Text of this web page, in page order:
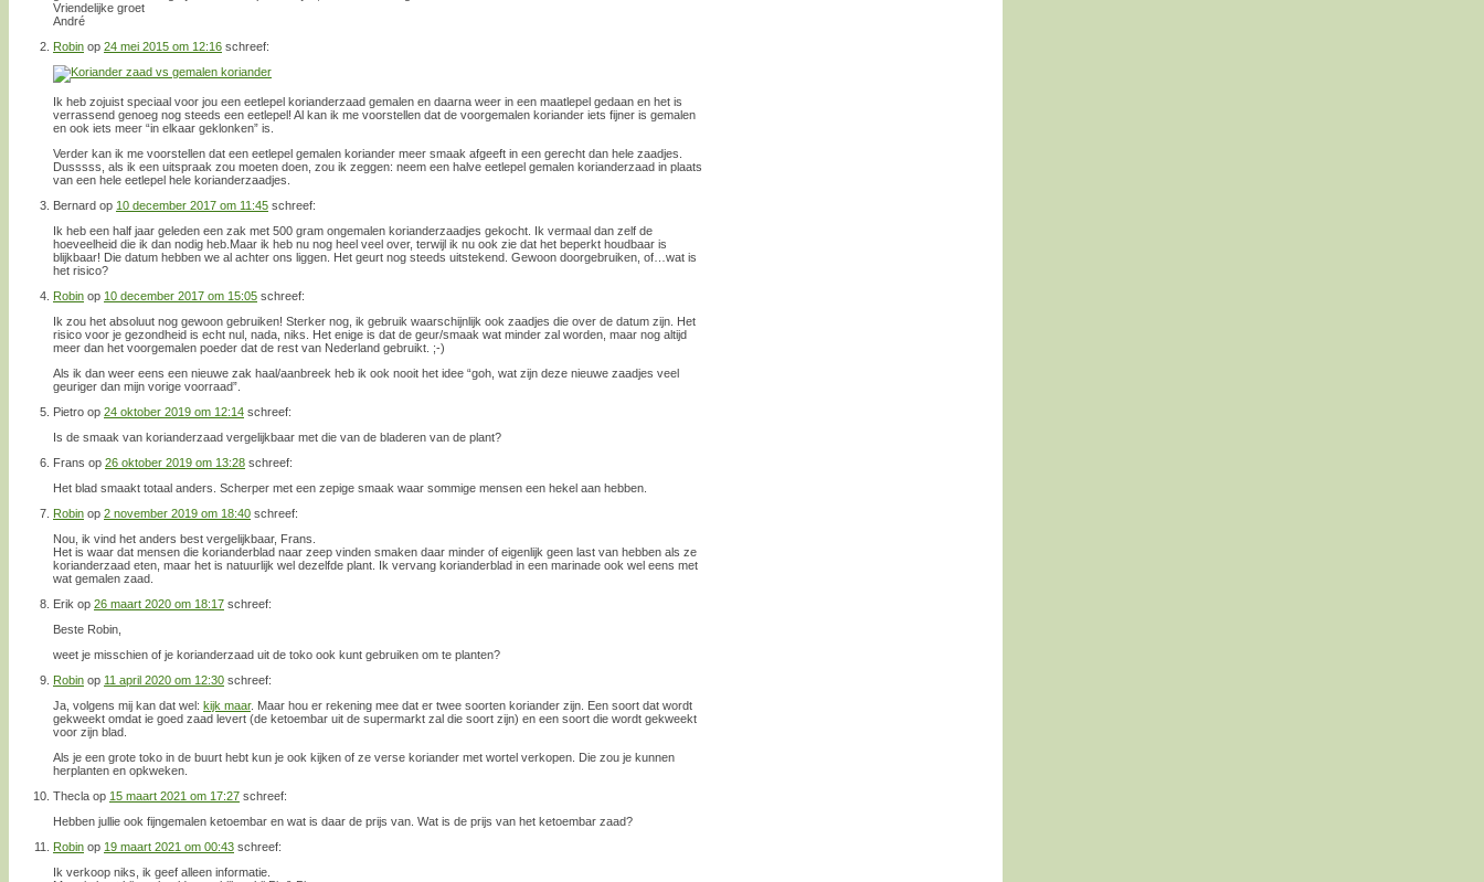
Vriendelijke groet
André
Robin op 24 mei 2015 om 12:16 schreef:
Ik heb zojuist speciaal voor jou een eetlepel korianderzaad gemalen en daarna weer in een maatlepel gedaan en het is
verrassend genoeg nog steeds een eetlepel! Al kan ik me voorstellen dat de voorgemalen koriander iets fijner is gemalen
en ook iets meer “in elkaar geklonken” is.
Verder kan ik me voorstellen dat een eetlepel gemalen koriander meer smaak afgeeft in een gerecht dan hele zaadjes.
Dusssss, als ik een uitspraak zou moeten doen, zou ik zeggen: neem een halve eetlepel gemalen korianderzaad in plaats
van een hele eetlepel hele korianderzaadjes.
Bernard op 10 december 2017 om 11:45 schreef:
Ik heb een half jaar geleden een zak met 500 gram ongemalen korianderzaadjes gekocht. Ik vermaal dan zelf de
hoeveelheid die ik dan nodig heb.Maar ik heb nu nog heel veel over, terwijl ik nu ook zie dat het beperkt houdbaar is
blijkbaar! Die datum hebben we al achter ons liggen. Het geurt nog steeds uitstekend. Gewoon doorgebruiken, of…wat is
het risico?
Robin op 10 december 2017 om 15:05 schreef:
Ik zou het absoluut nog gewoon gebruiken! Sterker nog, ik gebruik waarschijnlijk ook zaadjes die over de datum zijn. Het
risico voor je gezondheid is echt nul, nada, niks. Het enige is dat de geur/smaak wat minder zal worden, maar nog altijd
meer dan het voorgemalen poeder dat de rest van Nederland gebruikt. ;-)
Als ik dan weer eens een nieuwe zak haal/aanbreek heb ik ook nooit het idee “goh, wat zijn deze nieuwe zaadjes veel
geuriger dan mijn vorige voorraad”.
Pietro op 24 oktober 2019 om 12:14 schreef:
Is de smaak van korianderzaad vergelijkbaar met die van de bladeren van de plant?
Frans op 26 oktober 2019 om 13:28 schreef:
Het blad smaakt totaal anders. Scherper met een zepige smaak waar sommige mensen een hekel aan hebben.
Robin op 2 november 2019 om 18:40 schreef:
Nou, ik vind het anders best vergelijkbaar, Frans.
Het is waar dat mensen die korianderblad naar zeep vinden smaken daar minder of eigenlijk geen last van hebben als ze
korianderzaad eten, maar het is natuurlijk wel dezelfde plant. Ik vervang korianderblad in een marinade ook wel eens met
wat gemalen zaad.
Erik op 26 maart 2020 om 18:17 schreef:
Beste Robin,
weet je misschien of je korianderzaad uit de toko ook kunt gebruiken om te planten?
Robin op 11 april 2020 om 12:30 schreef:
Ja, volgens mij kan dat wel: kijk maar. Maar hou er rekening mee dat er twee soorten koriander zijn. Een soort dat wordt
gekweekt omdat ie goed zaad levert (de ketoembar uit de supermarkt zal die soort zijn) en een soort die wordt gekweekt
voor zijn blad.
Als je een grote toko in de buurt hebt kun je ook kijken of ze verse koriander met wortel verkopen. Die zou je kunnen
herplanten en opkweken.
Thecla op 15 maart 2021 om 17:27 schreef:
Hebben jullie ook fijngemalen ketoembar en wat is daar de prijs van. Wat is de prijs van het ketoembar zaad?
Robin op 19 maart 2021 om 00:43 schreef:
Ik verkoop niks, ik geef alleen informatie.